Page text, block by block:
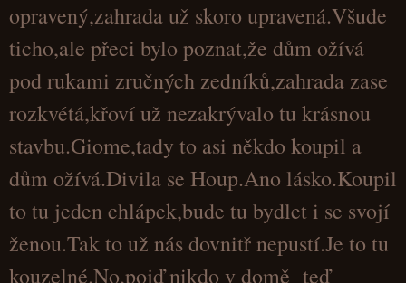
opravený,zahrada už skoro upravená.Všude
ticho,ale přeci bylo poznat,že dům ožívá
pod rukami zručných zedníků,zahrada zase
rozkvétá,křoví už nezakrývalo tu krásnou
stavbu.Giome,tady to asi někdo koupil a
dům ožívá.Divila se Houp.Ano lásko.Koupil
to tu jeden chlápek,bude tu bydlet i se svojí
ženou.Tak to už nás dovnitř nepustí.Je to tu
kouzelné.No,pojď nikdo v domě teď